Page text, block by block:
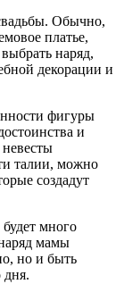
Обычно,
платье,
наряд,
декорации и
фигуры
и
талии, можно
создадут
много
мамы
но и быть
дня.